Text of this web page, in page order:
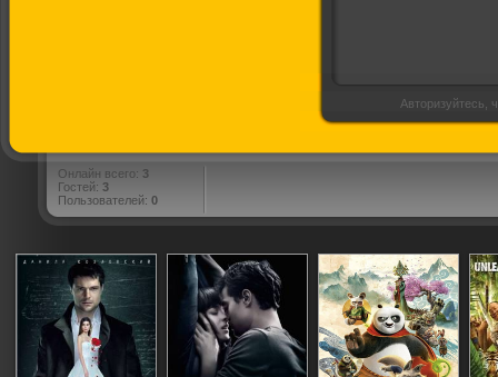
Авторизуйтесь,
Онлайн всего: 3
Гостей: 3
Пользователей: 0